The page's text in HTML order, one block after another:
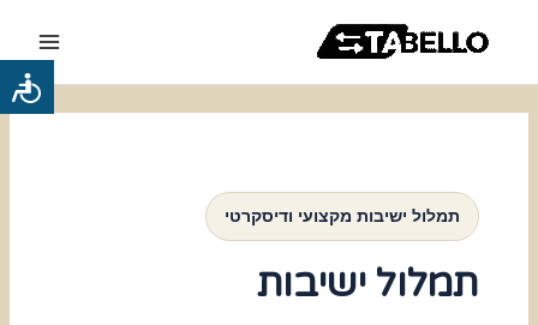
תמלול ישיבות מקצועי ודיסקרטי
תמלול ישיבות
נגישות